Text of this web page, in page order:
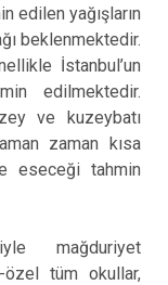
edilen yağışların
beklenmektedir.
İstanbul’un
edilmektedir.
ve kuzeybatı
zaman kısa
eseceği tahmin
mağduriyet
özel tüm okullar,